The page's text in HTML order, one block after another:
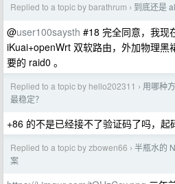
Replied to a topic by barathrum › 到底还是
@user100saysth #18 完全同意，我现
iKuai+openWrt 双软路由，外加物理黑
要的 raid0 。
Replied to a topic by hello202311 › 用哪种
最稳定？
+86 的不是已经接不了验证码了吗，
Replied to a topic by zbowen66 › 半瓶水的
案